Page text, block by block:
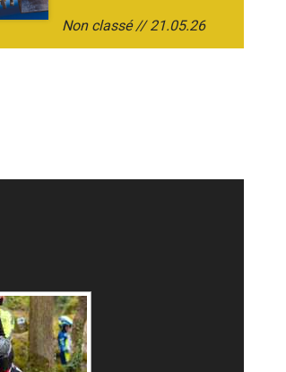
Non classé 21.05.26